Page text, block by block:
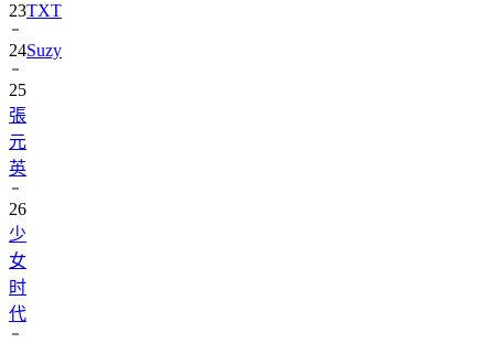
24Suzy
25
張
元
英
26
少
女
时
代
27